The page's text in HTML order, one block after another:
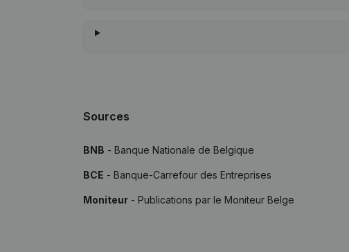
Sources
BNB - Banque Nationale de Belgique
BCE - Banque-Carrefour des Entreprises
Moniteur - Publications par le Moniteur Belge